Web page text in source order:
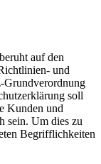
auf den
und
Grundverordnung
soll
Kunden und
sein. Um dies zu
Begrifflichkeiten